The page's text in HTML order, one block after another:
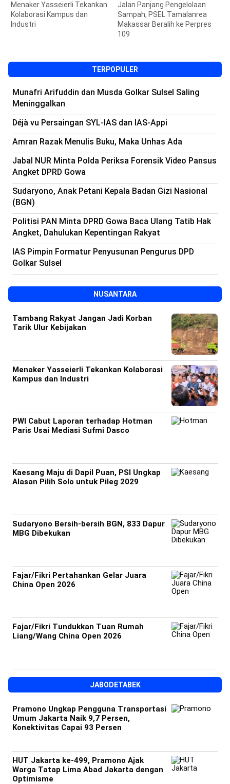
Jalan Panjang Pengelolaan
Sampah, PSEL Tamalanrea
Makassar Beralih ke Perpres
Unhas dan Nickel Industries
Kerjasama Penghargaan
Beasiswa
TERPOPULER
Munafri Arifuddin dan Musda Golkar Sulsel Saling
Meninggalkan
Déjà vu Persaingan SYL-IAS dan IAS-Appi
Amran Razak Menulis Buku, Maka Unhas Ada
Jabal NUR Minta Polda Periksa Forensik Video Pansus
Angket DPRD Gowa
Sudaryono, Anak Petani Kepala Badan Gizi Nasional
(BGN)
Politisi PAN Minta DPRD Gowa Baca Ulang Tatib Hak
Angket, Dahulukan Kepentingan Rakyat
IAS Pimpin Formatur Penyusunan Pengurus DPD
Golkar Sulsel
NUSANTARA
Tambang Rakyat Jangan Jadi Korban
Tarik Ulur Kebijakan
Menaker Yasseierli Tekankan Kolaborasi
Kampus dan Industri
PWI Cabut Laporan terhadap Hotman
Paris Usai Mediasi Sufmi Dasco
Kaesang Maju di Dapil Puan, PSI Ungkap
Alasan Pilih Solo untuk Pileg 2029
Sudaryono Bersih-bersih BGN, 833 Dapur
MBG Dibekukan
Fajar/Fikri Pertahankan Gelar Juara
China Open 2026
Fajar/Fikri Tundukkan Tuan Rumah
Liang/Wang China Open 2026
JABODETABEK
Pramono Ungkap Pengguna Transportasi
Umum Jakarta Naik 9,7 Persen,
Konektivitas Capai 93 Persen
HUT Jakarta ke-499, Pramono Ajak
Warga Tatap Lima Abad Jakarta dengan
Optimisme